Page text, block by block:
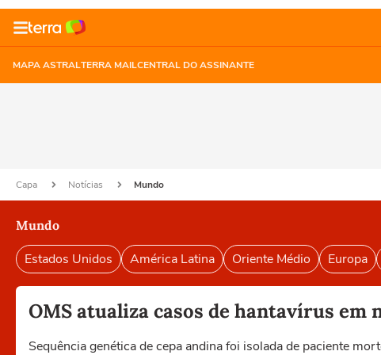
MAPA ASTRALTERRA MAILCENTRAL DO ASSINANTE
Capa Notícias Mundo
Mundo
Estados Unidos América Latina Oriente Médio Europa
OMS atualiza casos de hantavírus em
Sequência genética de cepa andina foi isolada de paciente